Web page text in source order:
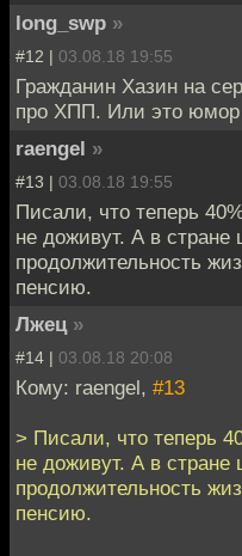
long_swp »
#12 | 03.08.18 19:55
Гражданин Хазин на
про ХПП. Или это юмор
raengel »
#13 | 03.08.18 19:55
Писали, что теперь
не доживут. А в стране
продолжительность
пенсию.
Лжец »
#14 | 03.08.18 20:08
Кому: raengel, #13
> Писали, что теперь
не доживут. А в стране
продолжительность
пенсию.